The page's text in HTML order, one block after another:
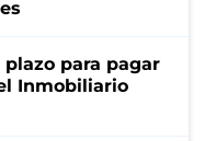
para pagar
Inmobiliario